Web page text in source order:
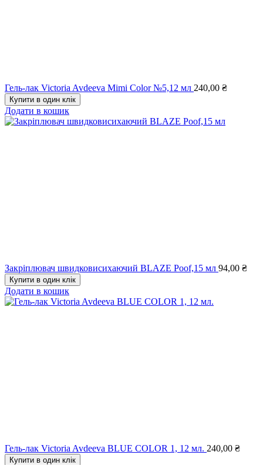
Гель-лак Victoria Avdeeva Mimi Color №5,12 мл 240,00 ₴
Купити в один клік
Додати в кошик
Закріплювач швидковисихаючий BLAZE Poof,15 мл 94,00 ₴
Купити в один клік
Додати в кошик
Гель-лак Victoria Avdeeva BLUE COLOR 1, 12 мл. 240,00 ₴
Купити в один клік